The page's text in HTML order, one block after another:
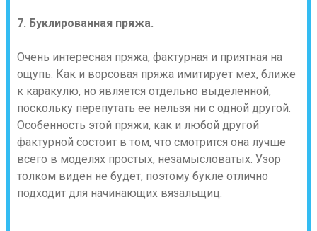
7. Буклированная пряжа.
Очень интересная пряжа, фактурная и приятная на
ощупь. Как и ворсовая пряжа имитирует мех, ближе
к каракулю, но является отдельно выделенной,
поскольку перепутать ее нельзя ни с одной другой.
Особенность этой пряжи, как и любой другой
фактурной состоит в том, что смотрится она лучше
всего в моделях простых, незамысловатых. Узор
толком виден не будет, поэтому букле отлично
подходит для начинающих вязальщиц.